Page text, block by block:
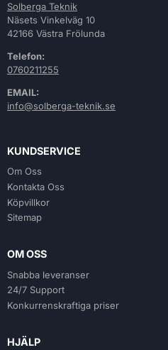
Solberga Teknik
Näsets Vinkelväg 10
42166 Västra Frölunda
Telefon:
0760211255
EMAIL:
info@solberga-teknik.se
KUNDSERVICE
Om Oss
Kontakta Oss
Köpvillkor
Sitemap
OM OSS
Snabba leveranser
24/7 Support
Konkurrenskraftiga priser
HJÄLP